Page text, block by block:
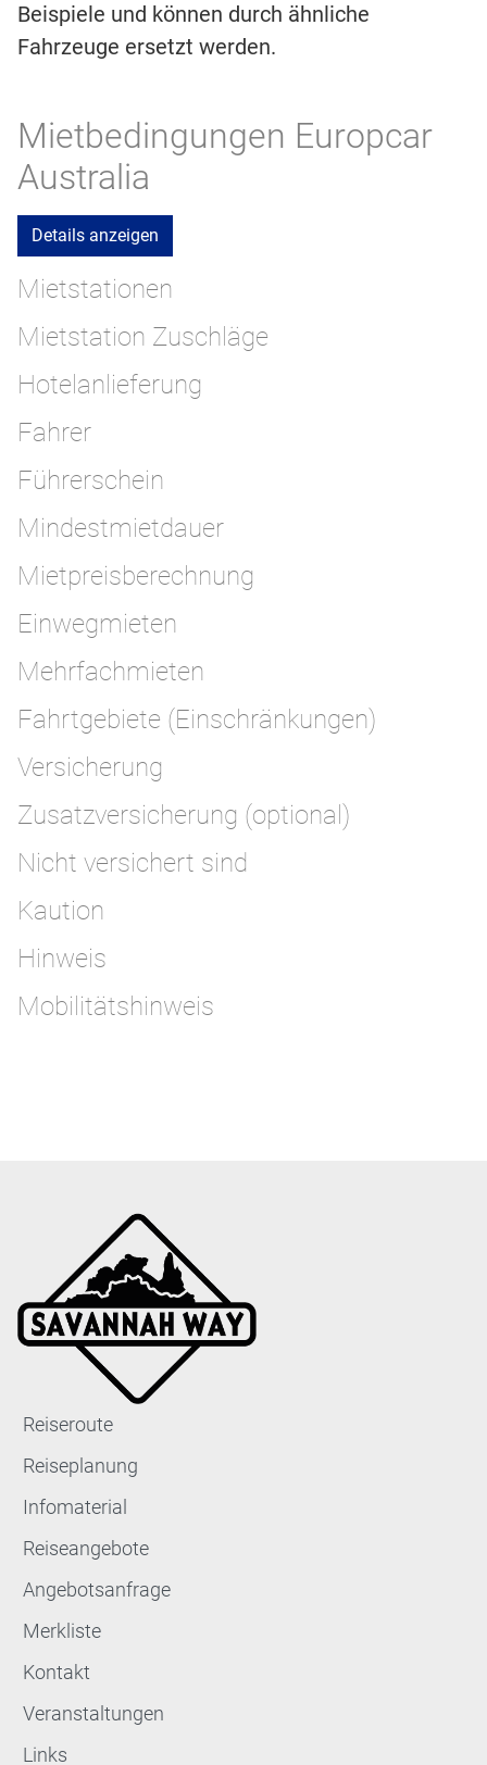
Beispiele und können durch ähnliche
Fahrzeuge ersetzt werden.
Mietbedingungen Europcar
Australia
Details anzeigen
Mietstationen
Mietstation Zuschläge
Hotelanlieferung
Fahrer
Führerschein
Mindestmietdauer
Mietpreisberechnung
Einwegmieten
Mehrfachmieten
Fahrtgebiete (Einschränkungen)
Versicherung
Zusatzversicherung (optional)
Nicht versichert sind
Kaution
Hinweis
Mobilitätshinweis
Reiseroute
Reiseplanung
Infomaterial
Reiseangebote
Angebotsanfrage
Merkliste
Kontakt
Veranstaltungen
Links